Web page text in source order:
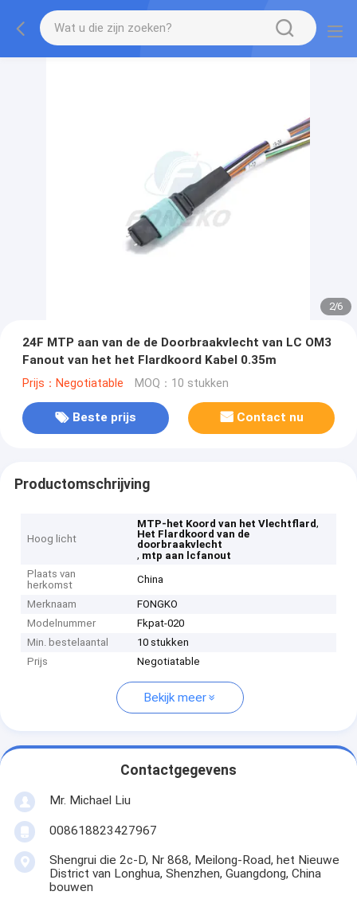
2/6
24F MTP aan van de de Doorbraakvlecht van LC OM3
Fanout van het het Flardkoord Kabel 0.35m
Prijs：Negotiatable MOQ：10 stukken
Beste prijs Contact nu
Productomschrijving
Hoog licht
MTP-het Koord van het Vlechtflard,
Het Flardkoord van de
doorbraakvlecht
, mtp aan lcfanout
Plaats van
herkomst
China
Merknaam
FONGKO
Modelnummer
Fkpat-020
Min. bestelaantal
10 stukken
Prijs
Negotiatable
Bekijk meer
Contactgegevens
Mr. Michael Liu
008618823427967
Shengrui die 2c-D, Nr 868, Meilong-Road, het Nieuwe
District van Longhua, Shenzhen, Guangdong, China
bouwen